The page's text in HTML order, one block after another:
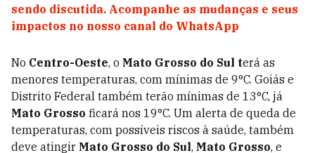
sendo discutida. Acompanhe as mudanças e seus
impactos no nosso canal do WhatsApp
No Centro-Oeste, o Mato Grosso do Sul terá as
menores temperaturas, com mínimas de 9°C. Goiás e
Distrito Federal também terão mínimas de 13°C, já
Mato Grosso ficará nos 19°C. Um alerta de queda de
temperaturas, com possíveis riscos à saúde, também
deve atingir Mato Grosso do Sul, Mato Grosso, e